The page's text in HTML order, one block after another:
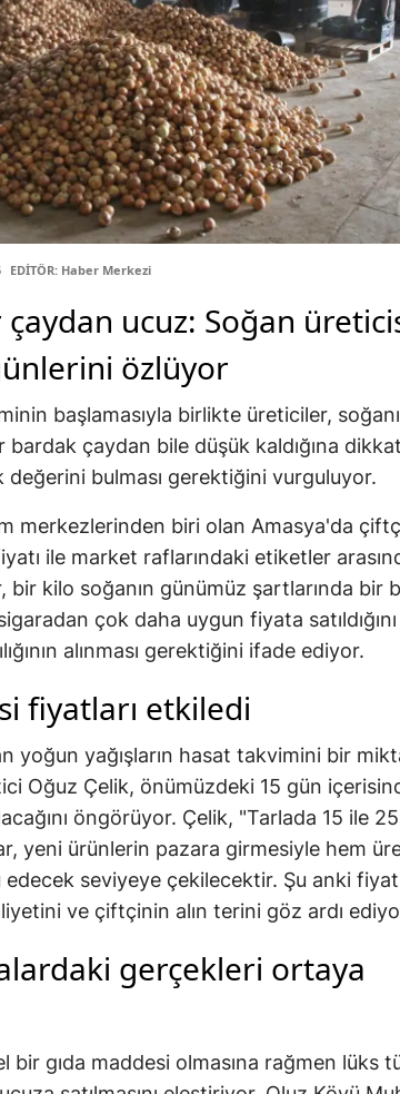
EDİTÖR: Haber Merkezi
ucuz: Soğan
özlüyor
başlamasıyla birlikte üreticiler,
çaydan bile düşük kaldığına dikkat
bulması gerektiğini vurguluyor.
merkezlerinden biri olan Amasya'da
ile market raflarındaki etiketler
bir kilo soğanın günümüz şartlarında bir
çok daha uygun fiyata satıldığını
alınması gerektiğini ifade ediyor.
fiyatları etkiledi
yoğun yağışların hasat takvimini bir
Oğuz Çelik, önümüzdeki 15 gün
öngörüyor. Çelik, "Tarlada 15 ile
yeni ürünlerin pazara girmesiyle hem
seviyeye çekilecektir. Şu anki fiyat
ve çiftçinin alın terini göz ardı
gerçekleri ortaya
bir gıda maddesi olmasına rağmen lüks